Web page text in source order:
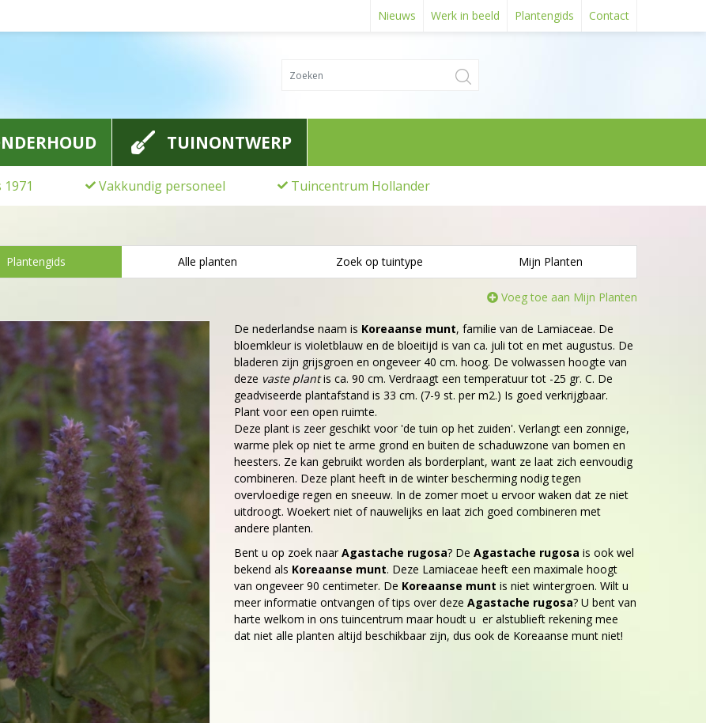
Nieuws Werk in beeld Plantengids Contact
TUINONTWERP
Vakkundig personeel Tuincentrum Hollander
Plantengids Alle planten Zoek op tuintype Mijn Planten
Voeg toe aan Mijn Planten
De nederlandse naam is Koreaanse munt, familie van de Lamiaceae. De
bloemkleur is violetblauw en de bloeitijd is van ca. juli tot en met augustus. De
bladeren zijn grijsgroen en ongeveer 40 cm. hoog. De volwassen hoogte van
deze vaste plantis ca. 90 cm. Verdraagt een temperatuur tot -25 gr. C. De
geadviseerde plantafstand is 33 cm. (7-9 st. per m2.) Is goed verkrijgbaar.
Plant voor een open ruimte.
Deze plant is zeer geschikt voor 'de tuin op het zuiden'. Verlangt een zonnige,
warme plek op niet te arme grond en buiten de schaduwzone van bomen en
heesters. Ze kan gebruikt worden als borderplant, want ze laat zich eenvoudig
combineren. Deze plant heeft in de winter bescherming nodig tegen
overvloedige regen en sneeuw. In de zomer moet u ervoor waken dat ze niet
uitdroogt. Woekert niet of nauwelijks en laat zich goed combineren met
andere planten.
Bent u op zoek naarAgastache rugosa? De Agastache rugosa is ook wel
bekend als Koreaanse munt. Deze Lamiaceae heeft een maximale hoogt
van ongeveer 90 centimeter. De Koreaanse munt is niet wintergroen. Wilt u
meer informatie ontvangen of tips over deze Agastache rugosa? U bent van
harte welkom in ons tuincentrum maar houdt u er alstublieft rekening mee
dat niet alle planten altijd beschikbaar zijn, dus ook de Koreaanse munt niet!